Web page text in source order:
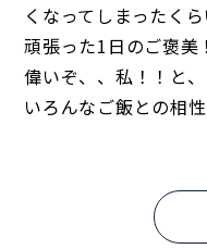
くなってしまったくら
頑張った1日のご褒美！
偉いぞ、、私！！と
いろんなご飯との相性